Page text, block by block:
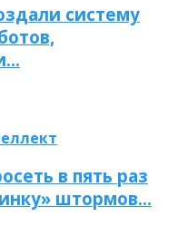
систему
в пять раз
штормов…